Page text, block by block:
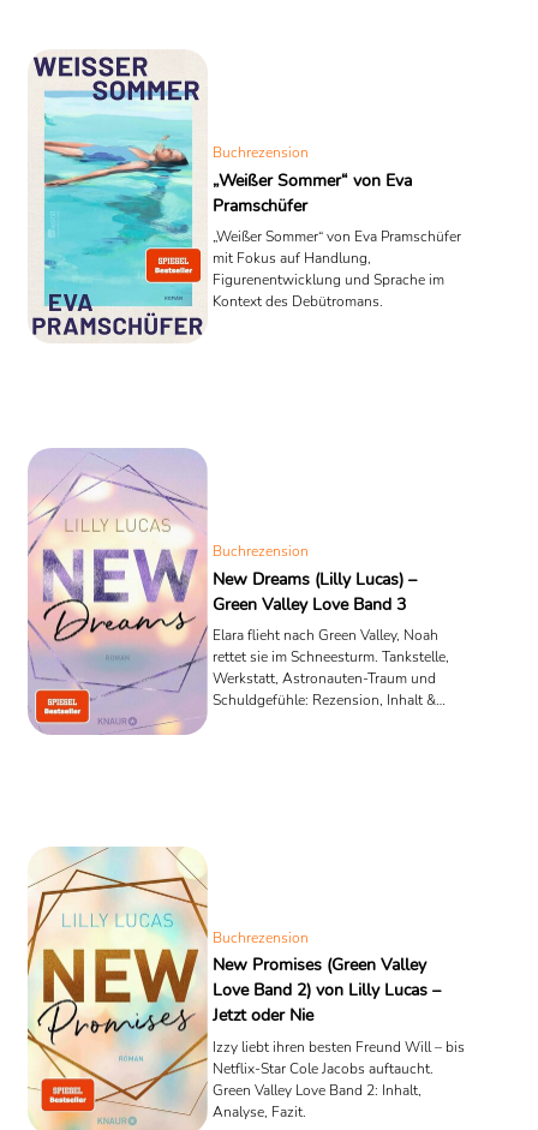
Buchrezension
„Weißer Sommer“ von Eva
Pramschüfer
„Weißer Sommer“ von Eva Pramschüfer
mit Fokus auf Handlung,
Figurenentwicklung und Sprache im
Kontext des Debütromans.
Buchrezension
New Dreams (Lilly Lucas) –
Green Valley Love Band 3
Elara flieht nach Green Valley, Noah
rettet sie im Schneesturm. Tankstelle,
Werkstatt, Astronauten-Traum und
Schuldgefühle: Rezension, Inhalt &
Buchrezension
New Promises (Green Valley
Love Band 2) von Lilly Lucas –
Jetzt oder Nie
Izzy liebt ihren besten Freund Will – bis
Netflix-Star Cole Jacobs auftaucht.
Green Valley Love Band 2: Inhalt,
Analyse, Fazit.